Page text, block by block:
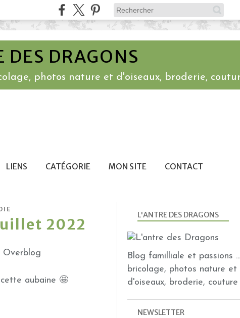
DES DRAGONS
photos nature et d'oiseaux, broderie,
LIENS CATÉGORIE MON SITE CONTACT
2022
Overblog
aubaine 🤩
NEWSLETTER
L'ANTRE DES DRAGONS
Blog familliale et passions
bricolage, photos nature et
d'oiseaux, broderie, couture